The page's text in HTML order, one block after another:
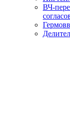
ВЧ-